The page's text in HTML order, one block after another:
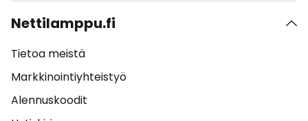
Nettilamppu.fi
Tietoa meistä
Markkinointiyhteistyö
Alennuskoodit